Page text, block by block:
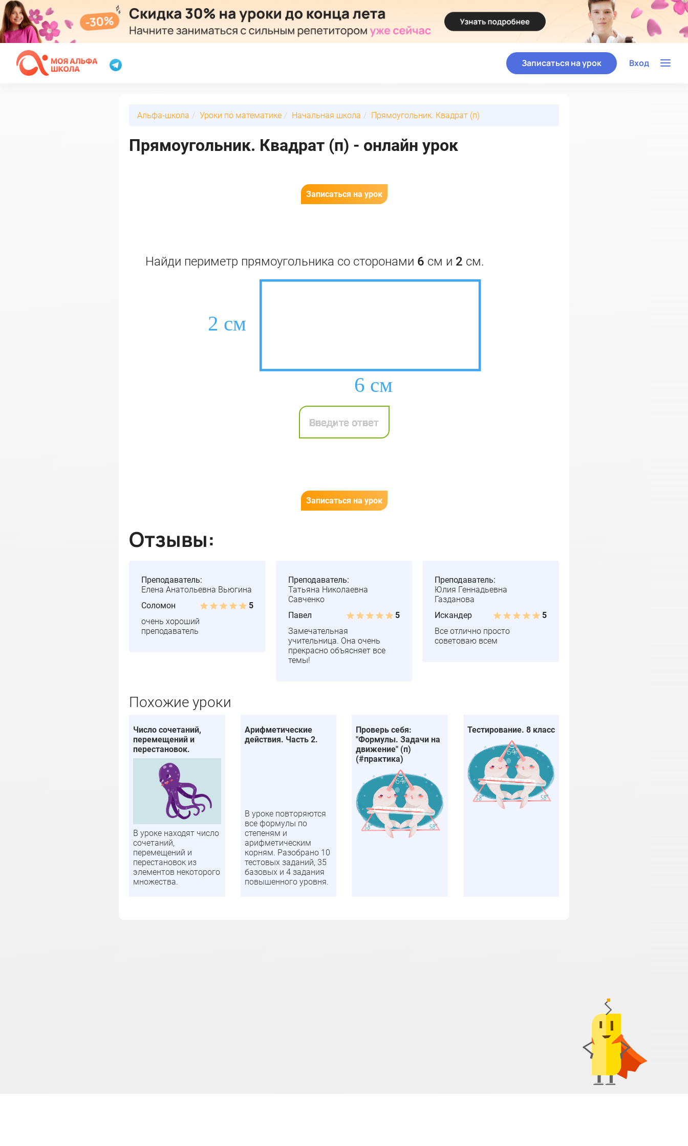
Вход
Записаться на урок
Альфа-школа Уроки по математике Начальная школа Прямоугольник. Квадрат (п)
Прямоугольник. Квадрат (п) - онлайн урок
Записаться на урок
Найди периметр прямоугольника со сторонами 6 см и 2 см.
Записаться на урок
Отзывы:
Преподаватель:
Елена Анатольевна Вьюгина
Соломон
5
очень хороший
преподаватель
Преподаватель:
Татьяна Николаевна
Савченко
Павел
5
Замечательная
учительница. Она очень
прекрасно объясняет все
темы!
Преподаватель:
Юлия Геннадьевна
Газданова
Искандер
5
Все отлично просто
советоваю всем
Похожие уроки
Число сочетаний,
перемещений и
перестановок.
В уроке находят число
сочетаний,
перемещений и
перестановок из
элементов некоторого
множества.
Арифметические
действия. Часть 2.
В уроке повторяются
все формулы по
степеням и
арифметическим
корням. Разобрано 10
тестовых заданий, 35
базовых и 4 задания
повышенного уровня.
Проверь себя:
"Формулы. Задачи на
движение" (п)
(#практика)
Тестирование. 8 класс